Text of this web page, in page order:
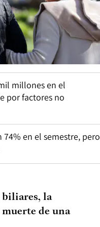
millones en el
por factores no
74% en el semestre, pero
biliares, la
de una